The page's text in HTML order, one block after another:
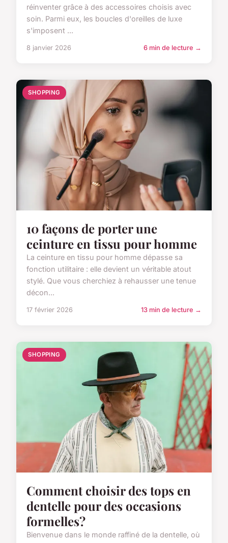
réinventer grâce à des accessoires choisis avec
soin. Parmi eux, les boucles d'oreilles de luxe
s'imposent ...
8 janvier 2026 6 min de lecture →
SHOPPING
10 façons de porter une
ceinture en tissu pour homme
La ceinture en tissu pour homme dépasse sa
fonction utilitaire : elle devient un véritable atout
stylé. Que vous cherchiez à rehausser une tenue
décon...
17 février 2026 13 min de lecture →
SHOPPING
Comment choisir des tops en
dentelle pour des occasions
formelles?
Bienvenue dans le monde raffiné de la dentelle, où